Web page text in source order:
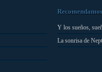
Recomendamos
Y los sueños,
La sonrisa de